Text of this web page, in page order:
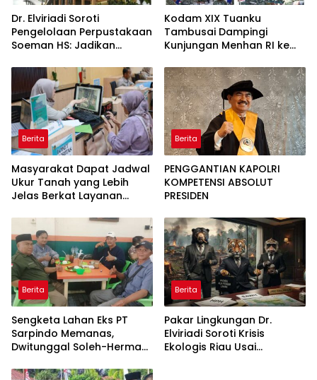
Dr. Elviriadi Soroti
Pengelolaan Perpustakaan
Soeman HS: Jadikan
Kawah Candradimuka
Intelektual
Kodam XIX Tuanku
Tambusai Dampingi
Kunjungan Menhan RI ke
Perkuat Pembangunan
Satuan
Berita
Masyarakat Dapat Jadwal
Ukur Tanah yang Lebih
Jelas Berkat Layanan
Berita
PENGGANTIAN KAPOLRI
KOMPETENSI ABSOLUT
PRESIDEN
Berita
Sengketa Lahan Eks PT
Sarpindo Memanas,
Dwitunggal Soleh-Herman
ke Pulau Rupat
Berita
Pakar Lingkungan Dr.
Elviriadi Soroti Krisis
Ekologis Riau Usai